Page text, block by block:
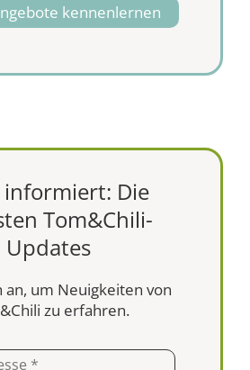
kennenlernen
informiert: Die
Tom&Chili-
Updates
an, um Neuigkeiten von
zu erfahren.